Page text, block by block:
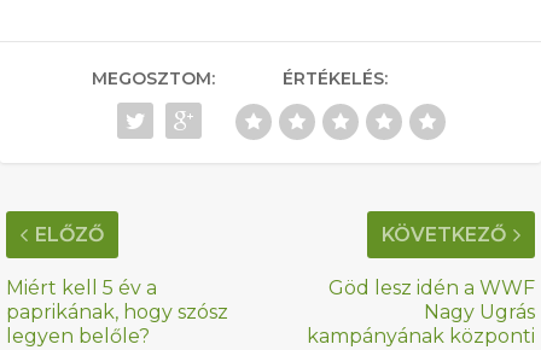
MEGOSZTOM: ÉRTÉKELÉS:
ELŐZŐ
Miért kell 5 év a
paprikának, hogy szósz
legyen belőle?
KÖVETKEZŐ
Göd lesz idén a WWF
Nagy Ugrás
kampányának központi